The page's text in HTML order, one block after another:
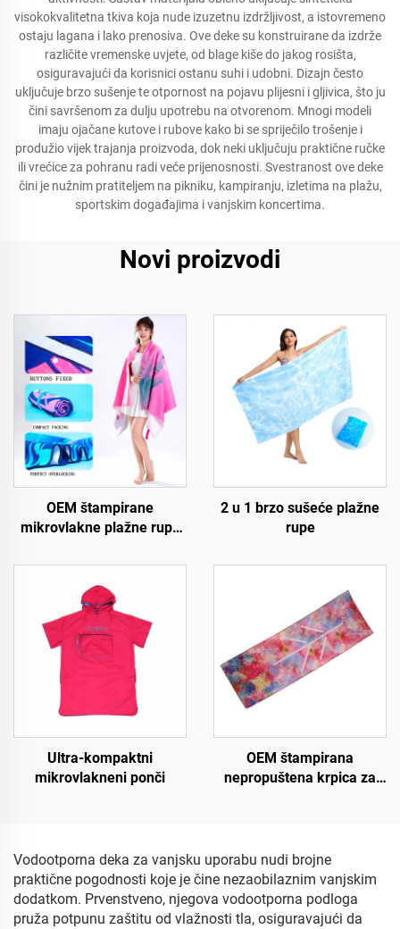
visokokvalitetna tkiva koja nude izuzetnu izdržljivost, a istovremeno
ostaju lagana i lako prenosiva. Ove deke su konstruirane da izdrže
različite vremenske uvjete, od blage kiše do jakog rosišta,
osiguravajući da korisnici ostanu suhi i udobni. Dizajn često
uključuje brzo sušenje te otpornost na pojavu plijesni i gljivica, što ju
čini savršenom za dulju upotrebu na otvorenom. Mnogi modeli
imaju ojačane kutove i rubove kako bi se spriječilo trošenje i
produžio vijek trajanja proizvoda, dok neki uključuju praktične ručke
ili vrećice za pohranu radi veće prijenosnosti. Svestranost ove deke
čini je nužnim pratiteljem na pikniku, kampiranju, izletima na plažu,
sportskim događajima i vanjskim koncertima.
Novi proizvodi
OEM štampirane
mikrovlakne plažne rupe
2 u 1 brzo sušeće plažne
rupe
Ultra-kompaktni
mikrovlakneni ponči
OEM štampirana
nepropuštena krpica za
Vodootporna deka za vanjsku uporabu nudi brojne
praktične pogodnosti koje je čine nezaobilaznim vanjskim
dodatkom. Prvenstveno, njegova vodootporna podloga
pruža potpunu zaštitu od vlažnosti tla, osiguravajući da